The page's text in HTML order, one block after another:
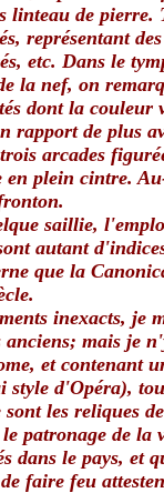
de pierre.
représentant
etc. Dans le
la nef, on
dont la couleur
rapport de plus
arcades
plein cintre.
saillie,
autant
que la
inexacts, je
mais je
et contenant
d'Opéra),
les reliques
patronage de
dans le pays, et
faire feu